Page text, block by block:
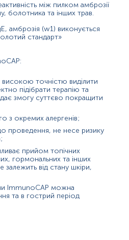
звичайної (w1)
(w1)
між пилком амброзії
болотника та інших трав.
амброзія (w1) виконується
стандарт»
точністю виділити
підібрати терапію та
дає змогу суттєво покращити
з окремих алергенів;
проведення, не несе ризику
прийом топічних
гормональних та інших
залежить від стану шкіри,
ІmmunoCAP можна
та в гострий період